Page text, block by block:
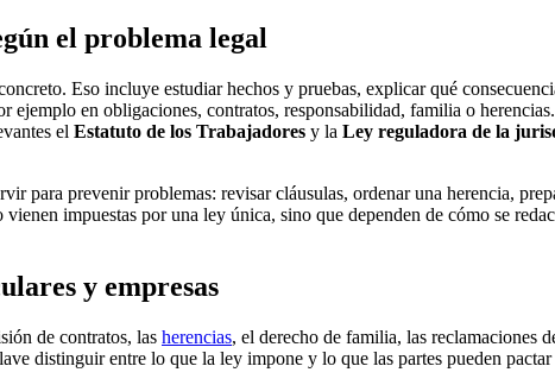
el problema legal
Eso incluye estudiar hechos y pruebas, explicar qué
ejemplo en obligaciones, contratos, responsabilidad, familia o
el Estatuto de los Trabajadores y la Ley reguladora de la
para prevenir problemas: revisar cláusulas, ordenar una herencia,
impuestas por una ley única, sino que dependen de cómo se
y empresas
de contratos, las herencias, el derecho de familia, las reclamaciones
distinguir entre lo que la ley impone y lo que las partes pueden